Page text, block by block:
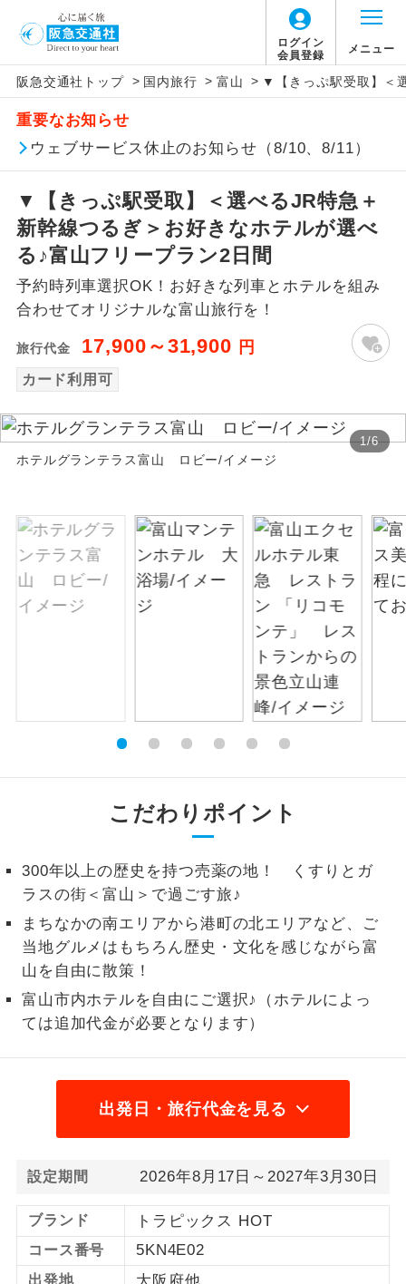
ログイン
会員登録
メニュー
阪急交通社トップ > 国内旅行 > 富山 > ▼【きっぷ駅受取】＜
重要なお知らせ
ウェブサービス休止のお知らせ（8/10、8/11）
▼【きっぷ駅受取】＜選べるJR特急＋
新幹線つるぎ＞お好きなホテルが選べ
る♪富山フリープラン2日間
予約時列車選択OK！お好きな列車とホテルを組み
合わせてオリジナルな富山旅行を！
旅行代金 17,900～31,900 円
カード利用可
1/6
ホテルグランテラス富山 ロビー/イメージ
こだわりポイント
300年以上の歴史を持つ売薬の地！ くすりとガ
ラスの街＜富山＞で過ごす旅♪
まちなかの南エリアから港町の北エリアなど、ご
当地グルメはもちろん歴史・文化を感じながら富
山を自由に散策！
富山市内ホテルを自由にご選択♪（ホテルによっ
ては追加代金が必要となります）
出発日・旅行代金を見る
設定期間 2026年8月17日～2027年3月30日
ブランド トラピックス HOT
コース番号 5KN4E02
出発地 大阪府他
アイコン 説明
添乗員同行
往路出発空港（駅）から復路到着空港
（駅）まで同行します。
現地添乗員同
行
現地到着空港（駅）から最終日出発空港
（駅）まで添乗員が同行します。
バスガイド乗
務
バスガイドが乗務し、車内での観光案内
があります。
世界遺産
絶景 絶景スポットに立ち寄るコースです。
露天風呂
ご宿泊ホテルに露天風呂が付いていま
す。
大浴場 ご宿泊ホテルに大浴場が付いています。
事の心配はいりません。（機内食を除
お部屋にてゆっくりとお召し上がりいた
だけます。
トラベルイヤ
周りの音を気にせず、ガイドさんの説明
をじっくり聞くことができます。
1名様から出発可能な個人型プランで
す。
2名様催行
2名様から出発可能な個人型プランで
す。
おひとり様参
加限定
1名様1室同代
1名様1室利用でも追加料金がかからない
ご夫婦限定でご参加いただけるコースで
す。
女性限定でご参加いただけるコースで
年齢制限あり
です。
航空会社指定
利用航空会社が指定なので、ご出発の計
画にとても便利です。